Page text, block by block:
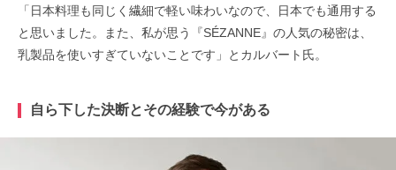
「日本料理も同じく繊細で軽い味わいなので、日本でも通用する
と思いました。また、私が思う『SÉZANNE』の人気の秘密は、
乳製品を使いすぎていないことです」とカルバート氏。
自ら下した決断とその経験で今がある